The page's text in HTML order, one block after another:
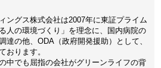
ングス株式会社は2007年に東証プライム
人の環境づくり」を理念に、国内病院の
達の他、ODA（政府開発援助）として、
おります。
中でも屈指の会社がグリーンライフの背